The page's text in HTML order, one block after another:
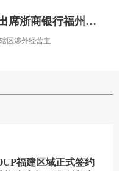
境金融服务宣讲会圆满落幕
区涉外经营主
福建区域正式签约